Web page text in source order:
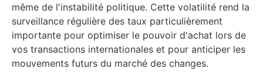
même de l'instabilité politique. Cette volatilité rend la
surveillance régulière des taux particulièrement
importante pour optimiser le pouvoir d'achat lors de
vos transactions internationales et pour anticiper les
mouvements futurs du marché des changes.